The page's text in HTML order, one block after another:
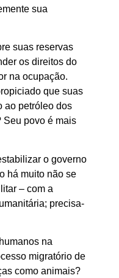
sua
suas reservas
os direitos do
na ocupação.
que suas
ao petróleo dos
Seu povo é mais
o governo
há muito não se
– com a
precisa-
na
migratório de
como animais?